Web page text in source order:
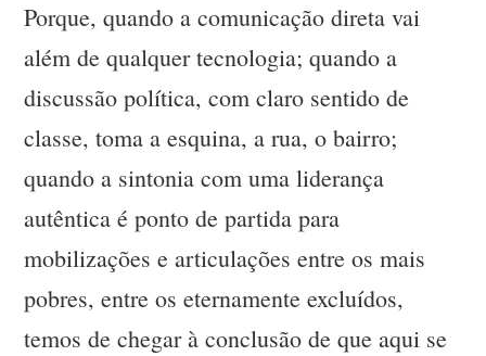
Porque, quando a comunicação direta vai
além de qualquer tecnologia; quando a
discussão política, com claro sentido de
classe, toma a esquina, a rua, o bairro;
quando a sintonia com uma liderança
autêntica é ponto de partida para
mobilizações e articulações entre os mais
pobres, entre os eternamente excluídos,
temos de chegar à conclusão de que aqui se